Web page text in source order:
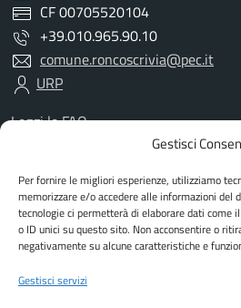
Gestisci
Per fornire le migliori esperienze, utilizziamo
memorizzare e/o accedere alle informazioni del
tecnologie ci permetterà di elaborare dati come
o ID unici su questo sito. Non acconsentire o
negativamente su alcune caratteristiche e
Gestisci servizi
CF 00705520104
+39.010.965.90.10
comune.roncoscrivia@pec.it
URP
Leggi le FAQ
Prenotazione appuntamento
Richiesta assistenza
Amministrazione trasparente
Albo Pretorio
Informativa privacy
Informativa cookies